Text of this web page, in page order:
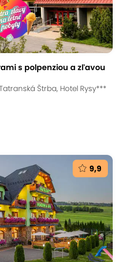
s polpenziou a zľavou
Štrba, Hotel Rysy***
9,9